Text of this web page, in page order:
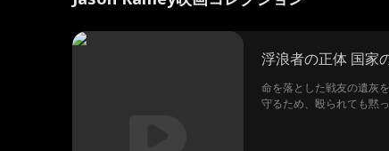
浮浪者の正体 国家
命を落とした戦友の遺灰
守るため、殴られても黙